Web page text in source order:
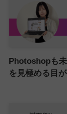
Photoshopも
を見極める目